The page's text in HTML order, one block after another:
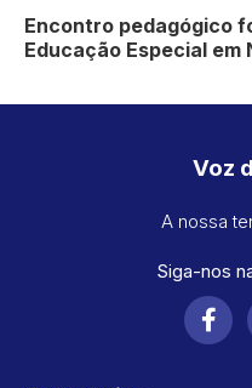
Encontro pedagógico
Educação Especial em
Voz
A nossa
Siga-nos